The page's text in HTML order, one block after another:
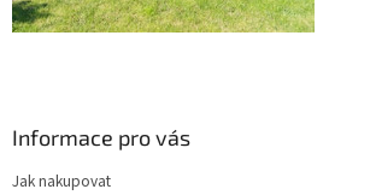
Informace pro vás
Jak nakupovat